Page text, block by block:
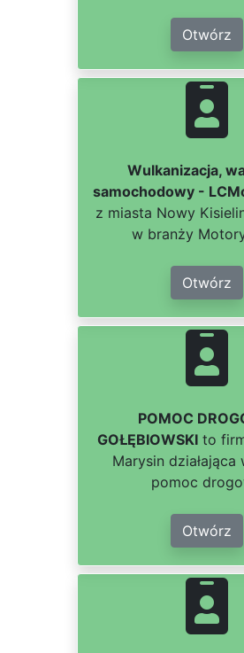
Otwórz
Wulkanizacja,
samochodowy -
z miasta Nowy
w branży
Otwórz
POMOC
GOŁĘBIOWSKI to
Marysin działająca
pomoc
Otwórz